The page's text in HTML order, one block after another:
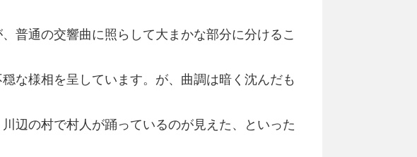
普通の交響曲に照らして大まかな部分に分けるこ
な様相を呈しています。が、曲調は暗く沈んだも
辺の村で村人が踊っているのが見えた、といった